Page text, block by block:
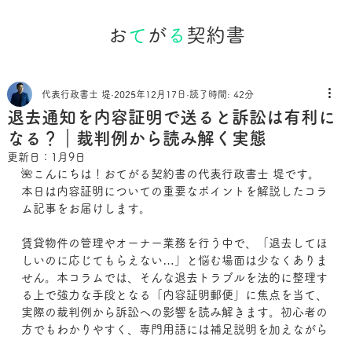
お て がる 契約書
退去通知を内容証明で送ると訴訟は有利に
なる？｜裁判例から読み解く実態
代表行政書士 堤 2025年12月17日 読了時間: 42分
更新日： 1月9日
🌺こんにちは！おてがる契約書の代表行政書士 堤です。
本日は内容証明についての重要なポイントを解説したコラ
ム記事をお届けします。
賃貸物件の管理やオーナー業務を行う中で、「退去してほ
しいのに応じてもらえない…」と悩む場面は少なくありま
せん。本コラムでは、そんな退去トラブルを法的に整理す
る上で強力な手段となる「内容証明郵便」に焦点を当て、
実際の裁判例から訴訟への影響を読み解きます。初心者の
方でもわかりやすく、専門用語には補足説明を加えながら